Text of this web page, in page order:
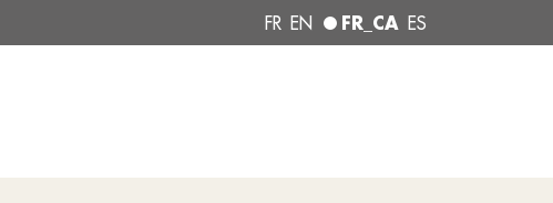
FR EN FR_CA ES